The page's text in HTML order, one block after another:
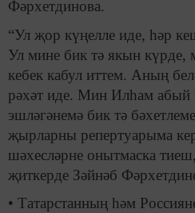
Фәрхетдинова.
“Ул җор күңелле иде, һәр
Ул мине бик тә якын күрде,
кебек кабул иттем. Аның
рәхәт иде. Мин Илһам абый
эшләгәнемә бик тә
җырларны репертуарыма
шәхесләрне онытмаска
җиткерде Зәйнәб
• Татарстанның һәм